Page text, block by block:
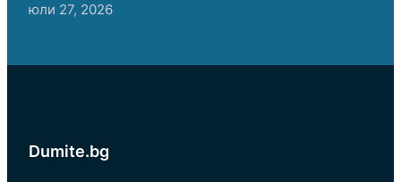
юли 27, 2026
Dumite.bg